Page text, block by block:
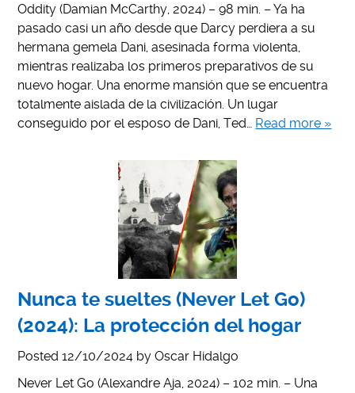
Oddity (Damian McCarthy, 2024) – 98 min. – Ya ha
pasado casi un año desde que Darcy perdiera a su
hermana gemela Dani, asesinada forma violenta,
mientras realizaba los primeros preparativos de su
nuevo hogar. Una enorme mansión que se encuentra
totalmente aislada de la civilización. Un lugar
conseguido por el esposo de Dani, Ted… Read more »
Nunca te sueltes (Never Let Go)
(2024): La protección del hogar
Posted12/10/2024 byOscar Hidalgo
Never Let Go (Alexandre Aja, 2024) – 102 min. – Una